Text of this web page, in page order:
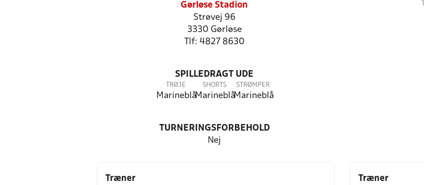
Gørløse Stadion
Strøvej 96
3330 Gørløse
Tlf: 4827 8630
SPILLEDRAGT UDE
TRØJE
Marineblå
SHORTS
Marineblå
STRØMPER
Marineblå
TURNERINGSFORBEHOLD
Nej
Træner
Træner